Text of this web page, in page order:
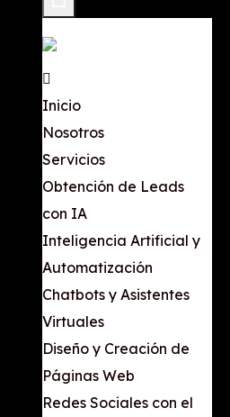
Inicio
Nosotros
Servicios
Obtención de Leads
con IA
Inteligencia Artificial y
Automatización
Chatbots y Asistentes
Virtuales
Diseño y Creación de
Páginas Web
Redes Sociales con el